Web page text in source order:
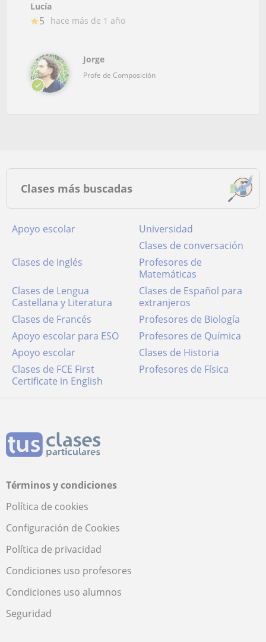
Lucía
5 hace más de 1 año
Jorge
Profe de Composición
Clases más buscadas
Apoyo escolar
Universidad
Clases de conversación
Clases de Inglés
Profesores de
Matemáticas
Clases de Lengua
Castellana y Literatura
Clases de Español para
extranjeros
Clases de Francés
Profesores de Biología
Apoyo escolar para ESO
Profesores de Química
Apoyo escolar
Clases de Historia
Clases de FCE First
Certificate in English
Profesores de Física
Términos y condiciones
Política de cookies
Configuración de Cookies
Política de privacidad
Condiciones uso profesores
Condiciones uso alumnos
Seguridad